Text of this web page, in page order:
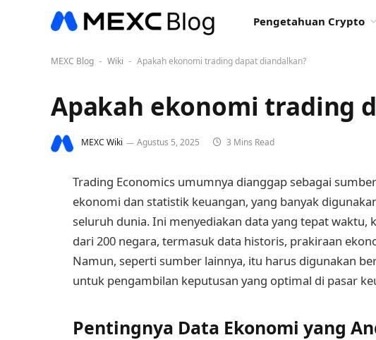
Pengetahuan Crypto
MEXC Blog - Wiki - Apakah ekonomi trading dapat diandalkan?
Apakah ekonomi trading
MEXC Wiki Agustus 5, 2025 3 Mins Read
Trading Economics umumnya dianggap sebagai
ekonomi dan statistik keuangan, yang banyak
seluruh dunia. Ini menyediakan data yang tepat
dari 200 negara, termasuk data historis, prakiraan
Namun, seperti sumber lainnya, itu harus digunakan
untuk pengambilan keputusan yang optimal di pasar
Pentingnya Data Ekonomi yang